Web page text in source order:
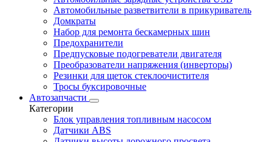
Автомобильные разветвители в прикуриватель
Домкраты
Набор для ремонта бескамерных шин
Предохранители
Предпусковые подогреватели двигателя
Преобразователи напряжения (инверторы)
Резинки для щеток стеклоочистителя
Тросы буксировочные
Автозапчасти
Категории
Блок управления топливным насосом
Датчики ABS